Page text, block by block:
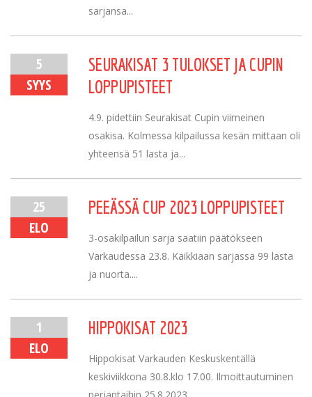
sarjansa...
5
SYYS
SEURAKISAT 3 TULOKSET JA CUPIN
LOPPUPISTEET
4.9. pidettiin Seurakisat Cupin viimeinen
osakisa. Kolmessa kilpailussa kesän mittaan oli
yhteensä 51 lasta ja...
25
ELO
PEEÄSSÄ CUP 2023 LOPPUPISTEET
3-osakilpailun sarja saatiin päätökseen
Varkaudessa 23.8. Kaikkiaan sarjassa 99 lasta
ja nuorta....
1
ELO
HIPPOKISAT 2023
Hippokisat Varkauden Keskuskentällä
keskiviikkona 30.8.klo 17.00. Ilmoittautuminen